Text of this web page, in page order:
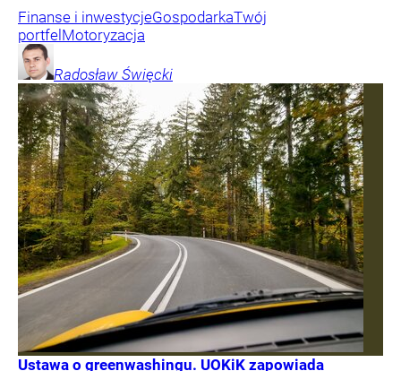
Finanse i inwestycjeGospodarkaTwój
portfelMotoryzacja
Radosław Święcki
Ustawa o greenwashingu. UOKiK zapowiada